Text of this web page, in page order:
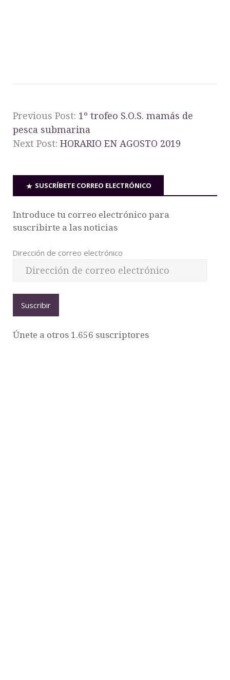
Previous Post: 1º trofeo S.O.S. mamás de
pesca submarina
Next Post: HORARIO EN AGOSTO 2019
SUSCRÍBETE CORREO ELECTRÓNICO
Introduce tu correo electrónico para
suscribirte a las noticias
Dirección de correo electrónico
Suscribir
Únete a otros 1.656 suscriptores